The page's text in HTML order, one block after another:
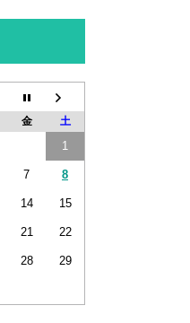
金 土
1
7 8
14 15
21 22
28 29